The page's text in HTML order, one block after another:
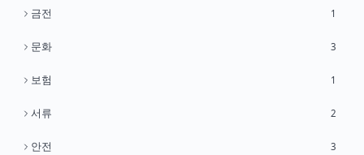
금전 1
문화 3
보험 1
서류 2
안전 3